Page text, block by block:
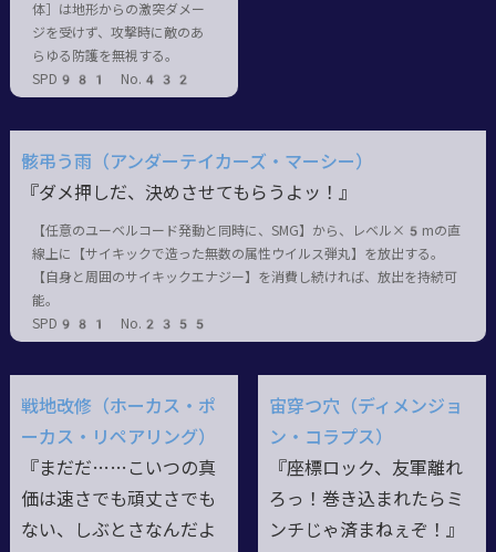
体］は地形からの激突ダメー
ジを受けず、攻撃時に敵のあ
らゆる防護を無視する。
SPD981 No.432
骸弔う雨（アンダーテイカーズ・マーシー）
『ダメ押しだ、決めさせてもらうよッ！』
【任意のユーベルコード発動と同時に、SMG】から、レベル×5mの直
線上に【サイキックで造った無数の属性ウイルス弾丸】を放出する。
【自身と周囲のサイキックエナジー】を消費し続ければ、放出を持続可
能。
SPD981 No.2355
戦地改修（ホーカス・ポ
ーカス・リペアリング）
『まだだ……こいつの真
価は速さでも頑丈さでも
ない、しぶとさなんだよ
宙穿つ穴（ディメンジョ
ン・コラプス）
『座標ロック、友軍離れ
ろっ！巻き込まれたらミ
ンチじゃ済まねぇぞ！』